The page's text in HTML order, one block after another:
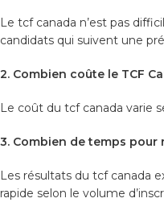
Le tcf canada n’est pas
candidats qui suivent une
2. Combien coûte le TCF
Le coût du tcf canada varie
3. Combien de temps pour
Les résultats du tcf canada
rapide selon le volume